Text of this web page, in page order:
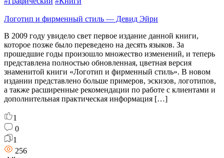
Логотип и фирменный стиль — Девид Эйри
В 2009 году увидело свет первое издание данной книги,
которое позже было переведено на десять языков. За
прошедшие годы произошло множество изменений, и теперь
представлена полностью обновленная, цветная версия
знаменитой книги «Логотип и фирменный стиль». В новом
издании представлено больше примеров, эскизов, логотипов,
а также расширенные рекомендации по работе с клиентами и
дополнительная практическая информация […]
1
0
1
256